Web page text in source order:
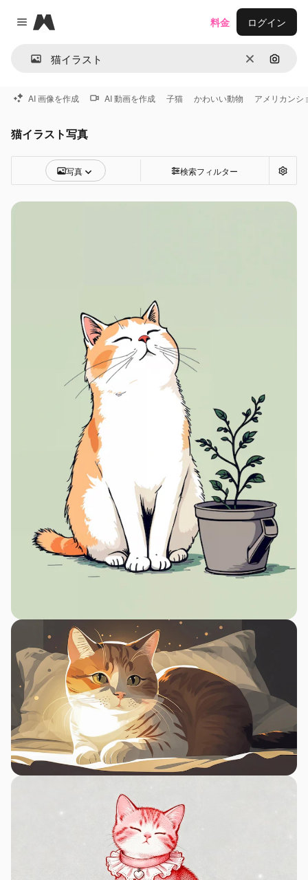
Close menu
Magnific
消去 画像で
料金 ログイン
AI 画像を作成 AI 動画を作成 子猫 かわいい動物 アメリカンシ
猫イラスト写真
写真 検索フィルター